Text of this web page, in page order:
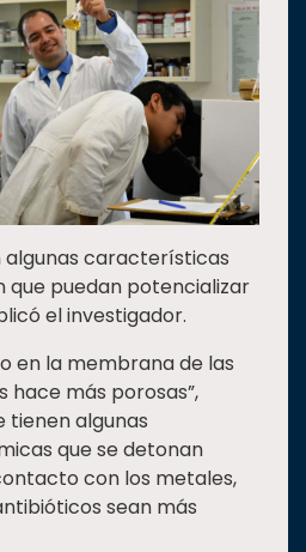
algunas características
que puedan potencializar
el investigador.
en la membrana de las
hace más porosas”,
tienen algunas
que se detonan
con los metales,
sean más